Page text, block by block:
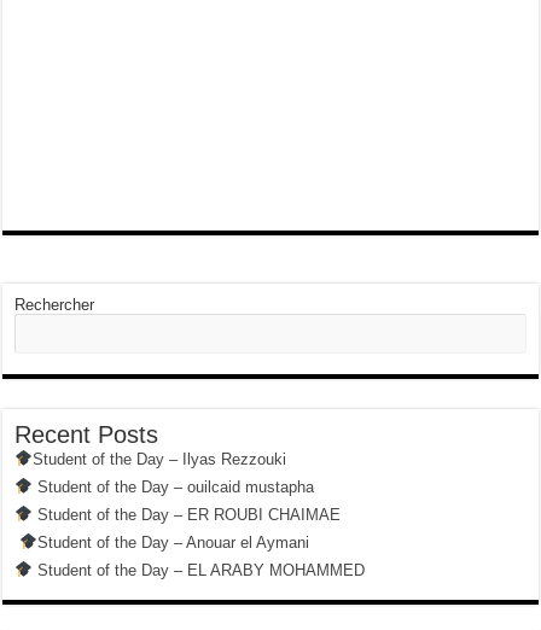
Rechercher
Recent Posts
Student of the Day – Ilyas Rezzouki
Student of the Day – ouilcaid mustapha
Student of the Day – ER ROUBI CHAIMAE
Student of the Day – Anouar el Aymani
Student of the Day – EL ARABY MOHAMMED